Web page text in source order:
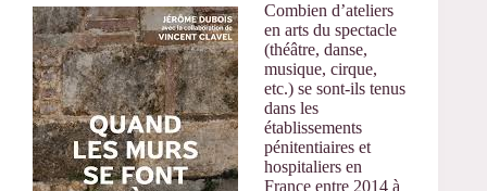
Combien d’ateliers
en arts du spectacle
(théâtre, danse,
musique, cirque,
etc.) se sont-ils tenus
dans les
établissements
pénitentiaires et
hospitaliers en
France entre 2014 à